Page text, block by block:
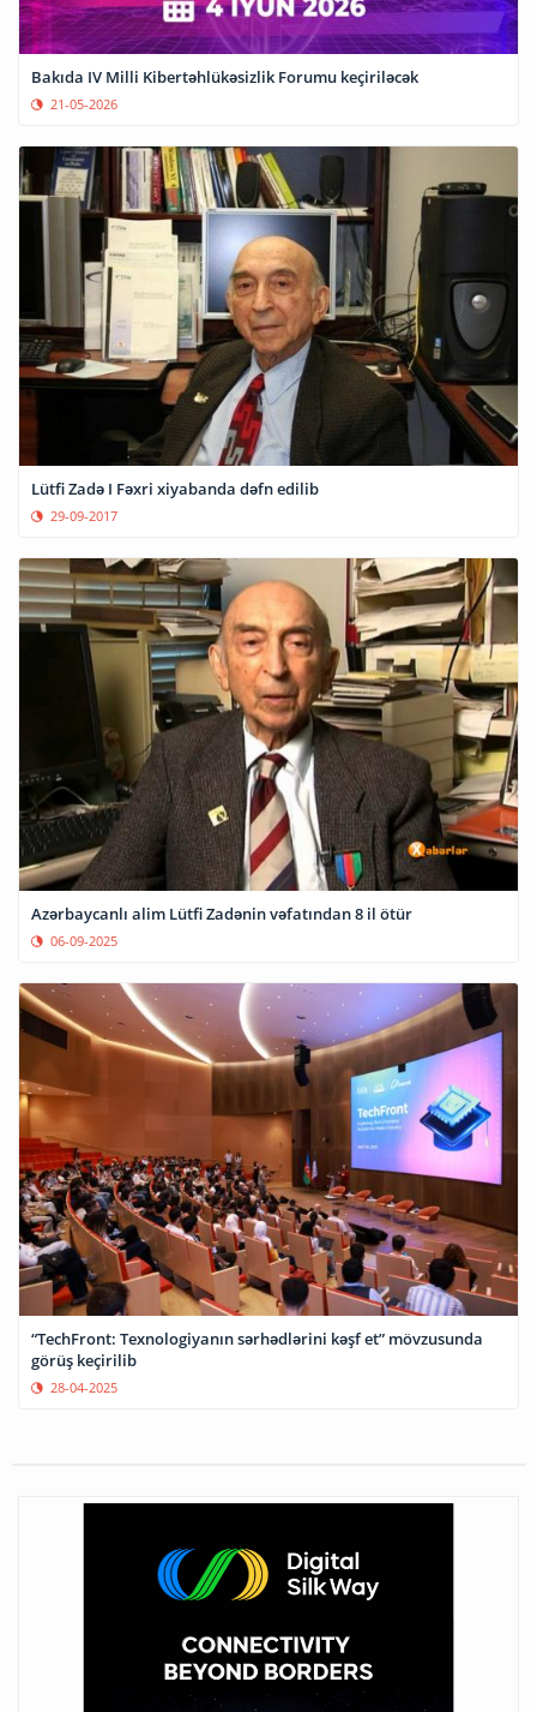
Bakıda IV Milli Kibertəhlükəsizlik Forumu keçiriləcək
21-05-2026
Lütfi Zadə I Fəxri xiyabanda dəfn edilib
29-09-2017
Azərbaycanlı alim Lütfi Zadənin vəfatından 8 il ötür
06-09-2025
“TechFront: Texnologiyanın sərhədlərini kəşf et” mövzusunda
görüş keçirilib
28-04-2025